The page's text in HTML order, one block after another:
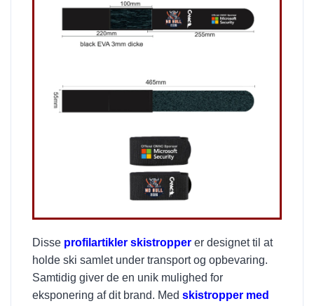
Disse profilartikler skistropper er designet til at
holde ski samlet under transport og opbevaring.
Samtidig giver de en unik mulighed for
eksponering af dit brand. Med skistropper med